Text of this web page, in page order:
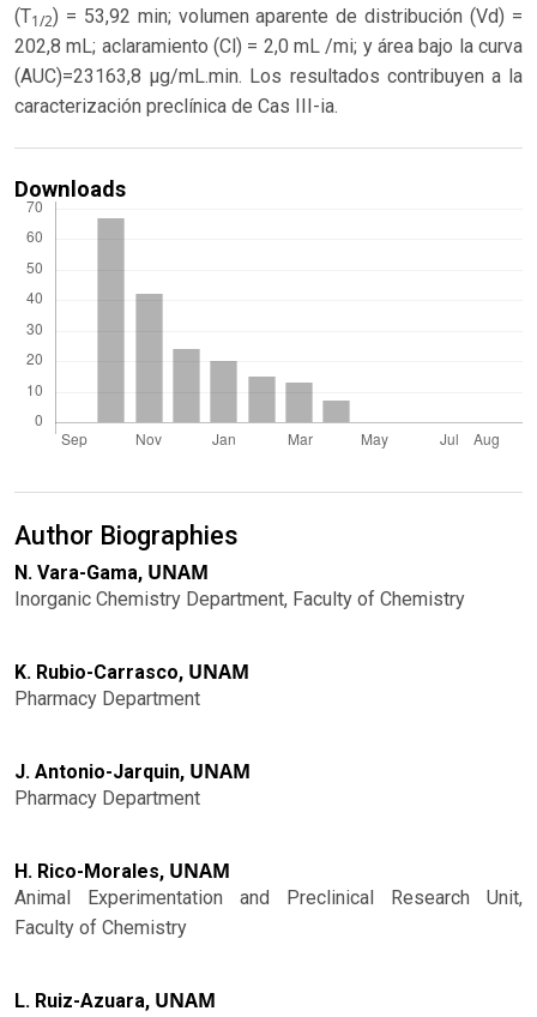
(T1/2) = 53,92 min; volumen aparente de distribución (Vd) =
202,8 mL; aclaramiento (Cl) = 2,0 mL /mi; y área bajo la curva
(AUC)=23163,8 µg/mL.min. Los resultados contribuyen a la
caracterización preclínica de Cas III-ia.
Downloads
Author Biographies
N. Vara-Gama, UNAM
Inorganic Chemistry Department, Faculty of Chemistry
K. Rubio-Carrasco, UNAM
Pharmacy Department
J. Antonio-Jarquin, UNAM
Pharmacy Department
H. Rico-Morales, UNAM
Animal Experimentation and Preclinical Research Unit,
Faculty of Chemistry
L. Ruiz-Azuara, UNAM